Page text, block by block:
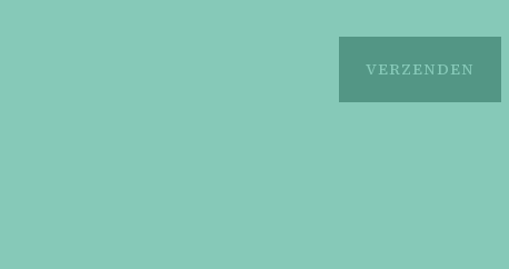
VERZENDEN